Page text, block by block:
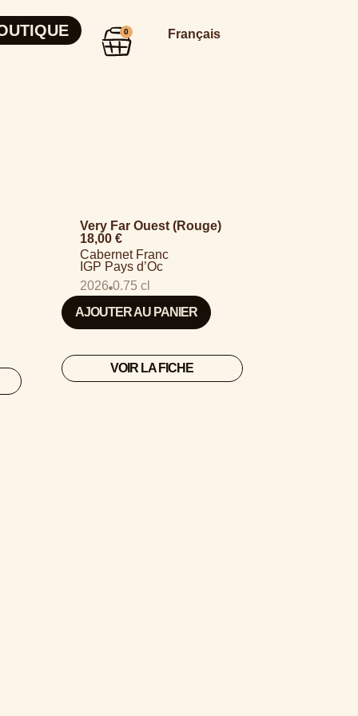
0 Français
Very Far Ouest (Rouge)
18,00 €
Cabernet Franc
IGP Pays d’Oc
2026 0.75 cl
AJOUTER AU PANIER
VOIR LA FICHE